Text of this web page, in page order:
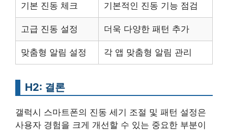
기본 진동 체크 기본적인 진동 기능 점검
고급 진동 설정 더욱 다양한 패턴 추가
맞춤형 알림 설정 각 앱 맞춤형 알림 관리
H2: 결론
갤럭시 스마트폰의 진동 세기 조절 및 패턴 설정은
사용자 경험을 크게 개선할 수 있는 중요한 부분이